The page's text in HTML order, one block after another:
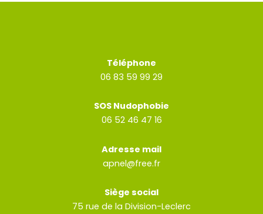
Téléphone
06 83 59 99 29
SOS Nudophobie
06 52 46 47 16
Adresse mail
apnel@free.fr
Siège social
75 rue de la Division-Leclerc